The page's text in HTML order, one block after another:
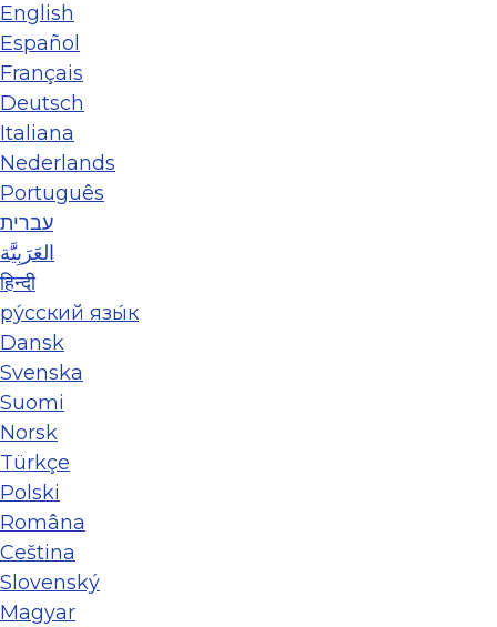
English
Español
Français
Deutsch
Italiana
Nederlands
Português
עברית
العَرَبِيَّة
हिन्दी
ру́сский язы́к
Dansk
Svenska
Suomi
Norsk
Türkçe
Polski
Româna
Ceština
Slovenský
Magyar